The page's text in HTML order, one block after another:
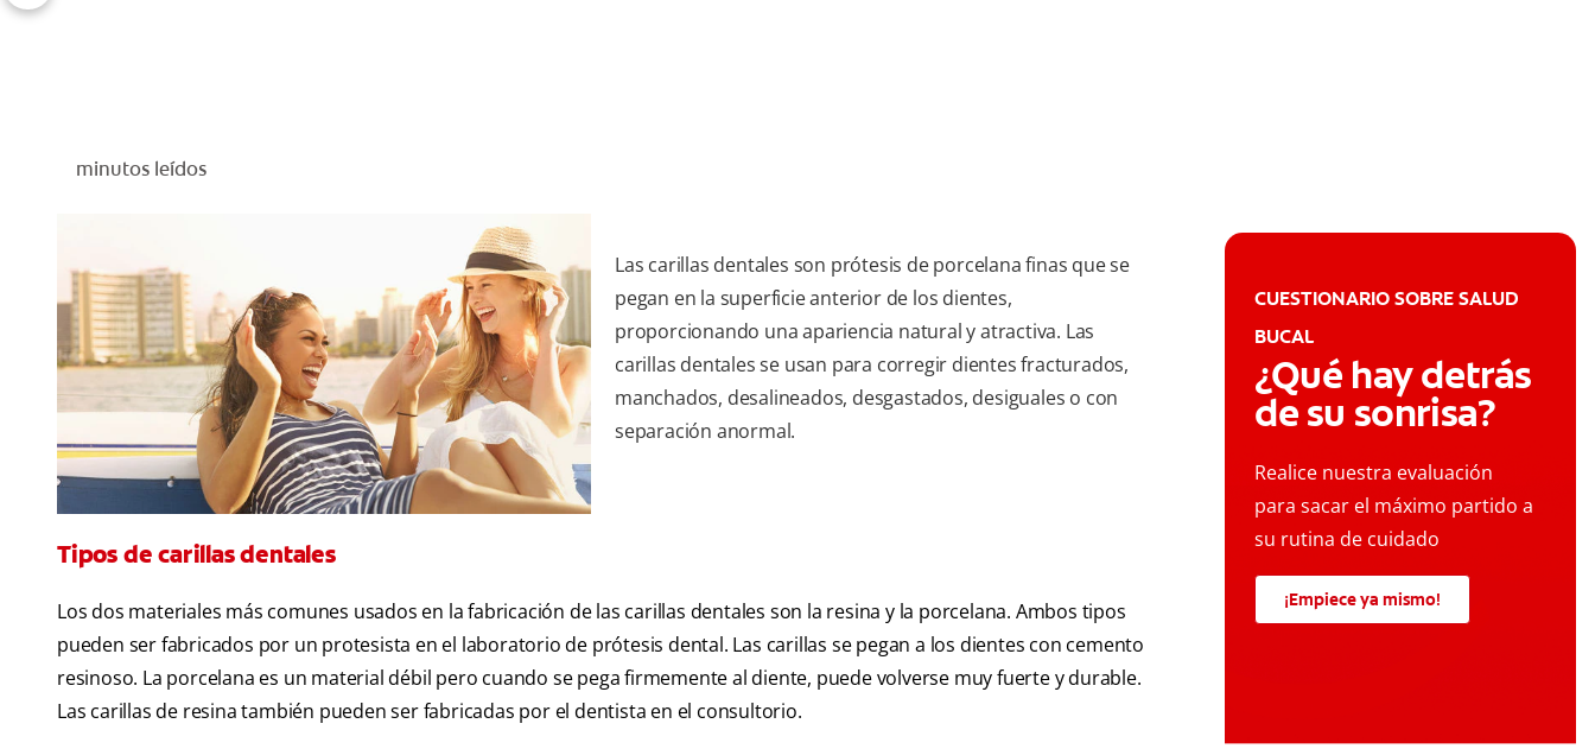
minutos leídos
Las carillas dentales son prótesis de porcelana finas que se
pegan en la superficie anterior de los dientes,
proporcionando una apariencia natural y atractiva. Las
carillas dentales se usan para corregir dientes fracturados,
manchados, desalineados, desgastados, desiguales o con
separación anormal.
Tipos de carillas dentales
Los dos materiales más comunes usados en la fabricación de las carillas dentales son la resina y la porcelana. Ambos tipos
pueden ser fabricados por un protesista en el laboratorio de prótesis dental. Las carillas se pegan a los dientes con cemento
resinoso. La porcelana es un material débil pero cuando se pega firmemente al diente, puede volverse muy fuerte y durable.
Las carillas de resina también pueden ser fabricadas por el dentista en el consultorio.
CUESTIONARIO SOBRE SALUD
BUCAL
¿Qué hay detrás
de su sonrisa?
Realice nuestra evaluación
para sacar el máximo partido a
su rutina de cuidado
¡Empiece ya mismo!